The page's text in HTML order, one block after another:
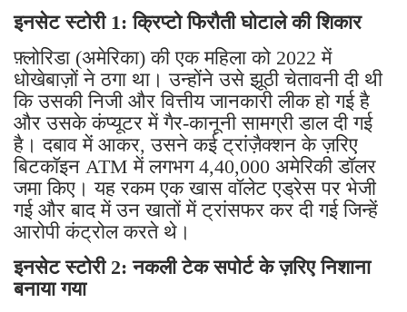
इनसेट स्टोरी 1: क्रिप्टो फिरौती घोटाले की शिकार
फ़्लोरिडा (अमेरिका) की एक महिला को 2022 में
धोखेबाज़ों ने ठगा था। उन्होंने उसे झूठी चेतावनी दी थी
कि उसकी निजी और वित्तीय जानकारी लीक हो गई है
और उसके कंप्यूटर में गैर-कानूनी सामग्री डाल दी गई
है। दबाव में आकर, उसने कई ट्रांज़ैक्शन के ज़रिए
बिटकॉइन ATM में लगभग 4,40,000 अमेरिकी डॉलर
जमा किए। यह रकम एक खास वॉलेट एड्रेस पर भेजी
गई और बाद में उन खातों में ट्रांसफर कर दी गई जिन्हें
आरोपी कंट्रोल करते थे।
इनसेट स्टोरी 2: नकली टेक सपोर्ट के ज़रिए निशाना
बनाया गया